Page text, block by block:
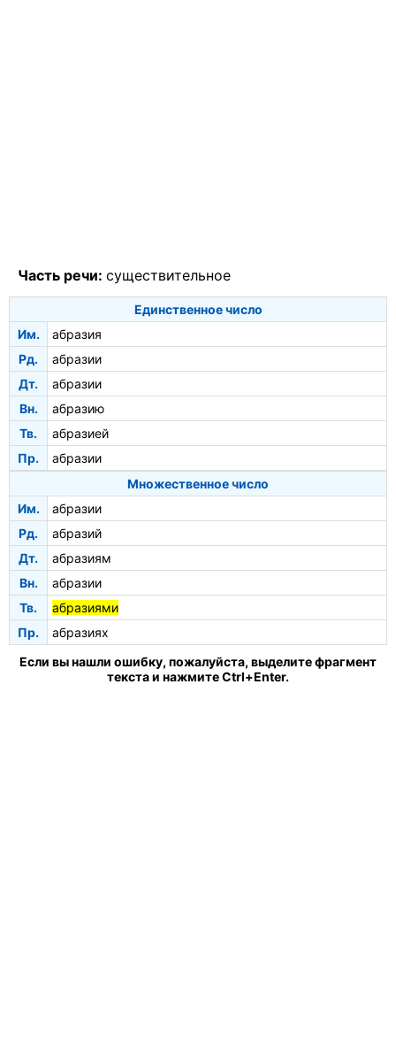
Часть речи: существительное
Единственное число
Им.
абразия
Рд.
абразии
Дт.
абразии
Вн.
абразию
Тв.
абразией
Пр.
абразии
Множественное число
Им.
абразии
Рд.
абразий
Дт.
абразиям
Вн.
абразии
Тв.
абразиями
Пр.
абразиях
Если вы нашли ошибку, пожалуйста, выделите фрагмент
текста и нажмите Ctrl+Enter.